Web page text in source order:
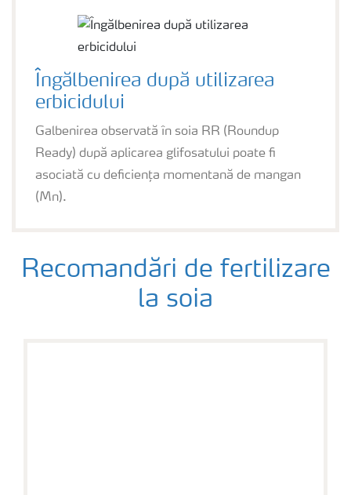
Îngălbenirea după utilizarea
erbicidului
Galbenirea observată în soia RR (Roundup
Ready) după aplicarea glifosatului poate fi
asociată cu deficiența momentană de mangan
(Mn).
Recomandări de fertilizare
la soia